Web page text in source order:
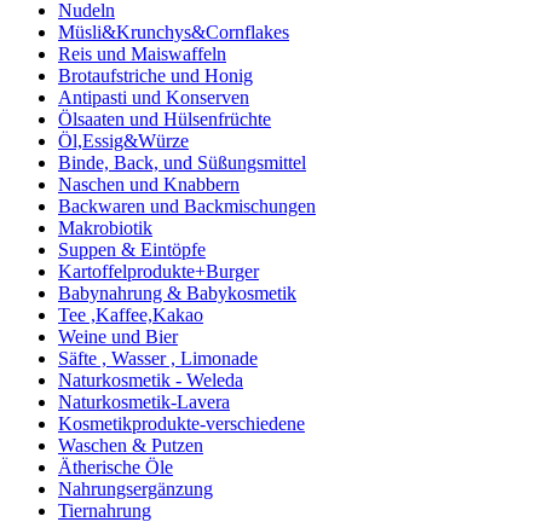
Nudeln
Müsli&Krunchys&Cornflakes
Reis und Maiswaffeln
Brotaufstriche und Honig
Antipasti und Konserven
Ölsaaten und Hülsenfrüchte
Öl,Essig&Würze
Binde, Back, und Süßungsmittel
Naschen und Knabbern
Backwaren und Backmischungen
Makrobiotik
Suppen & Eintöpfe
Kartoffelprodukte+Burger
Babynahrung & Babykosmetik
Tee ,Kaffee,Kakao
Weine und Bier
Säfte , Wasser , Limonade
Naturkosmetik - Weleda
Naturkosmetik-Lavera
Kosmetikprodukte-verschiedene
Waschen & Putzen
Ätherische Öle
Nahrungsergänzung
Tiernahrung